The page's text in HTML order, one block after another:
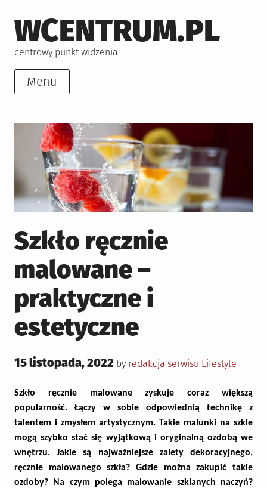
to
content
WCENTRUM.PL
centrowy punkt widzenia
Menu
Szkło ręcznie
malowane –
praktyczne i
estetyczne
Posted
15 listopada, 2022 by redakcja serwisu Posted
Lifestyle
Szkło ręcznie malowane zyskuje coraz większą
popularność. Łączy w sobie odpowiednią technikę z
talentem i zmysłem artystycznym. Takie malunki na szkle
mogą szybko stać się wyjątkową i oryginalną ozdobą we
wnętrzu. Jakie są najważniejsze zalety dekoracyjnego,
ręcznie malowanego szkła? Gdzie można zakupić takie
ozdoby? Na czym polega malowanie szklanych naczyń?